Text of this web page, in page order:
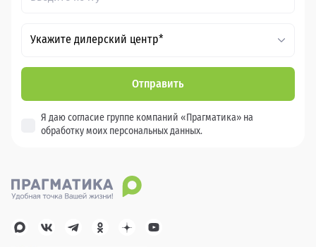
Укажите дилерский центр*
Отправить
Я даю согласие группе компаний «Прагматика» на
обработку моих персональных данных.